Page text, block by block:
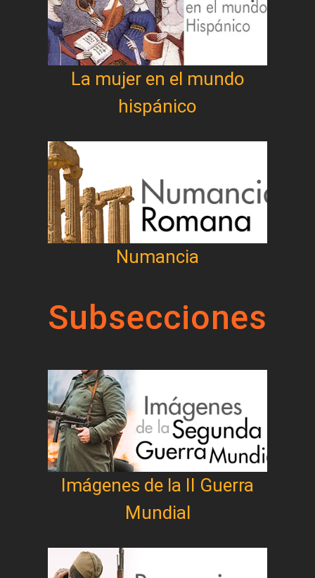
La mujer en el mundo
hispánico
Numancia
Subsecciones
Imágenes de la II Guerra
Mundial